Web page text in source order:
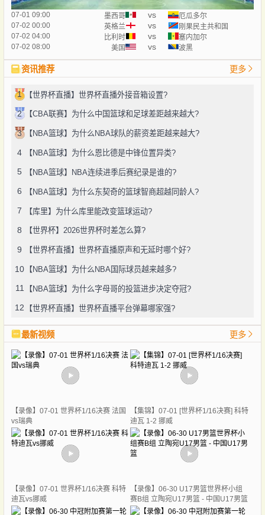
07-01 09:00 墨西哥 vs
厄瓜多尔
07-02 00:00
英格兰 vs
刚果民主共和国
07-02 04:00
比利时 vs
塞内加尔
07-02 08:00
美国 vs 波黑
资讯推荐 更多
1 【世界杯直播】世界杯直播外接音箱设置?
2 【CBA联赛】为什么中国篮球和足球差距越来越大?
3 【NBA篮球】为什么NBA球队的薪资差距越来越大?
4 【NBA篮球】为什么恩比德是中锋位置异类?
5 【NBA篮球】NBA连续进季后赛纪录是谁的?
6 【NBA篮球】为什么东契奇的篮球智商超越同龄人?
7 【库里】为什么库里能改变篮球运动?
8 【世界杯】2026世界杯时差怎么算?
9 【世界杯直播】世界杯直播原声和无延时哪个好?
10 【NBA篮球】为什么NBA国际球员越来越多?
11 【NBA篮球】为什么字母哥的投篮进步决定夺冠?
12 【世界杯直播】世界杯直播平台弹幕哪家强?
最新视频 更多
【录像】07-01 世界杯1/16决赛 法国
vs瑞典
【集锦】07-01 [世界杯1/16决赛] 科特
迪瓦 1-2 挪威
【录像】07-01 世界杯1/16决赛 科特
迪瓦vs挪威
【录像】06-30 U17男篮世界杯小组
赛B组 立陶宛U17男篮 - 中国U17男篮